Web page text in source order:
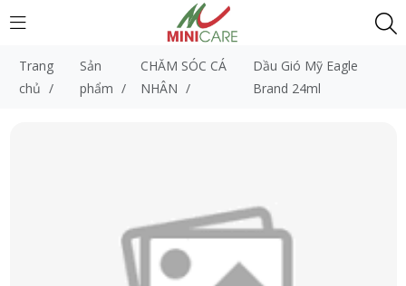
Trang
chủ /
Sản
phẩm /
CHĂM SÓC CÁ
NHÂN /
Dầu Gió Mỹ Eagle
Brand 24ml